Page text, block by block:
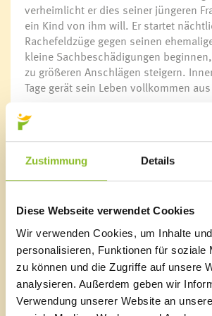
Zustimmung Details
Diese Webseite verwendet Cookies
Wir verwenden Cookies, um Inhalte
personalisieren, Funktionen für soziale
zu können und die Zugriffe auf unsere
analysieren. Außerdem geben wir
Verwendung unserer Website an
verheimlicht er dies seiner jüngeren
ein Kind von ihm will. Er startet
Rachefeldzüge gegen seinen
kleine Sachbeschädigungen
zu größeren Anschlägen steigern.
Tage gerät sein Leben vollkommen
Tickets
Einmal im Monat verwandeln der
„Domino - s‘Hus am Kirchplatz“ zum
acht europäische Filme werden
Bürgerservice-Stelle im Rathaus
Abendkassa im Domino erhältlich.
Preise:
Vorverkauf: Erwachsene 4,00 Euro,
Euro
Abendkassa: Erwachsene 4,50 Euro,